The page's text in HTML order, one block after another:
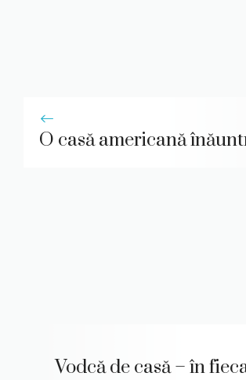
O casă americană
Vodcă de casă – în